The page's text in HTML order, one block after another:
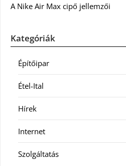
A Nike Air Max cipő jellemzői
Kategóriák
Építőipar
Étel-Ital
Hírek
Internet
Szolgáltatás